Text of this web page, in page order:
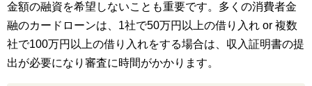
金額の融資を希望しないことも重要です。多くの消費者金
融のカードローンは、1社で50万円以上の借り入れ or 複数
社で100万円以上の借り入れをする場合は、収入証明書の提
出が必要になり審査に時間がかかります。